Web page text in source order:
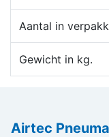
Aantal in
Gewicht in kg.
Airtec